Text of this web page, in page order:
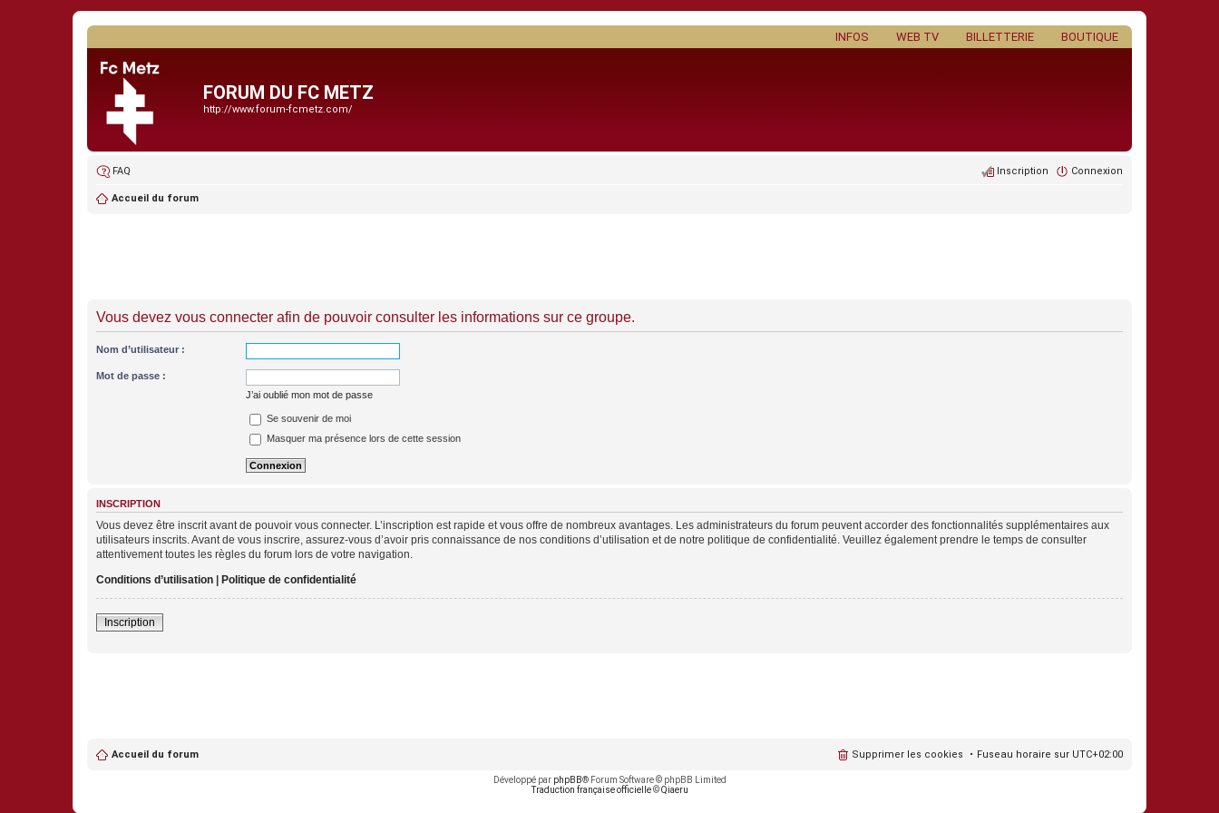
BOUTIQUE
BILLETTERIE
WEB TV
INFOS
FORUM DU FC METZ
http://www.forum-fcmetz.com/
FAQ Connexion
Inscription
Accueil du forum
Vous devez vous connecter afin de pouvoir consulter les informations sur ce groupe.
Nom d’utilisateur :
Mot de passe :
J’ai oublié mon mot de passe
Se souvenir de moi
Masquer ma présence lors de cette session
INSCRIPTION
Vous devez être inscrit avant de pouvoir vous connecter. L’inscription est rapide et vous offre de nombreux avantages. Les administrateurs du forum peuvent accorder des fonctionnalités supplémentaires aux
utilisateurs inscrits. Avant de vous inscrire, assurez-vous d’avoir pris connaissance de nos conditions d’utilisation et de notre politique de confidentialité. Veuillez également prendre le temps de consulter
attentivement toutes les règles du forum lors de votre navigation.
Conditions d’utilisation | Politique de confidentialité
Inscription
Accueil du forum Fuseau horaire sur UTC+02:00
Supprimer les cookies
Développé par phpBB® Forum Software © phpBB Limited
Traduction française officielle©Qiaeru